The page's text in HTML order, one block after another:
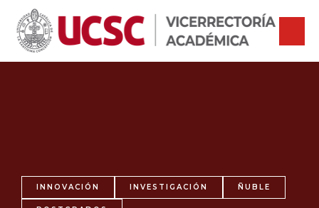
INNOVACIÓN INVESTIGACIÓN ÑUBLE